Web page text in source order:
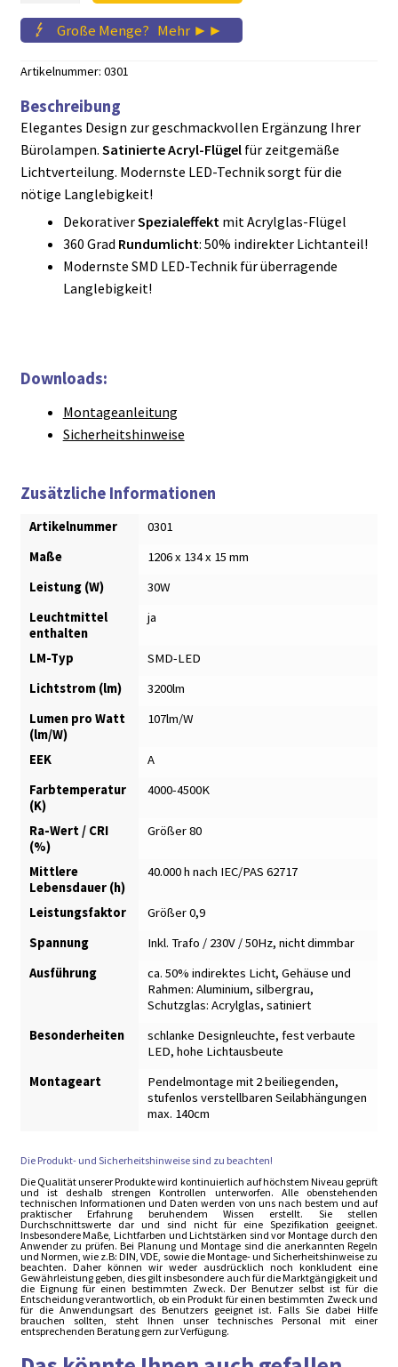
LED
Menge
Große Menge? Mehr ►►
Artikelnummer: 0301
Beschreibung
Elegantes Design zur geschmackvollen Ergänzung Ihrer
Bürolampen. Satinierte Acryl-Flügelfür zeitgemäße
Lichtverteilung. Modernste LED-Technik sorgt für die
nötige Langlebigkeit!
DekorativerSpezialeffektmit Acrylglas-Flügel
360 Grad Rundumlicht: 50% indirekter Lichtanteil!
Modernste SMD LED-Technik für überragende
Langlebigkeit!
Downloads:
Montageanleitung
Sicherheitshinweise
Zusätzliche Informationen
Artikelnummer
0301
Maße
1206 x 134 x 15 mm
Leistung (W)
30W
Leuchtmittel
enthalten
ja
LM-Typ
SMD-LED
Lichtstrom (lm)
3200lm
Lumen pro Watt
(lm/W)
107lm/W
EEK
A
Farbtemperatur
(K)
4000-4500K
Ra-Wert / CRI
(%)
Größer 80
Mittlere
Lebensdauer (h)
40.000 h nach IEC/PAS 62717
Leistungsfaktor
Größer 0,9
Spannung
Inkl. Trafo / 230V / 50Hz, nicht dimmbar
Ausführung
ca. 50% indirektes Licht, Gehäuse und
Rahmen: Aluminium, silbergrau,
Schutzglas: Acrylglas, satiniert
Besonderheiten
schlanke Designleuchte, fest verbaute
LED, hohe Lichtausbeute
Montageart
Pendelmontage mit 2 beiliegenden,
stufenlos verstellbaren Seilabhängungen
max. 140cm
Die Produkt- und Sicherheitshinweise sind zu beachten!
Die Qualität unserer Produkte wird kontinuierlich auf höchstem Niveau geprüft
und ist deshalb strengen Kontrollen unterworfen. Alle obenstehenden
technischen Informationen und Daten werden von uns nach bestem und auf
praktischer Erfahrung beruhendem Wissen erstellt. Sie stellen
Durchschnittswerte dar und sind nicht für eine Spezifikation geeignet.
Insbesondere Maße, Lichtfarben und Lichtstärken sind vor Montage durch den
Anwender zu prüfen. Bei Planung und Montage sind die anerkannten Regeln
und Normen, wie z.B: DIN, VDE, sowie die Montage- und Sicherheitshinweise zu
beachten. Daher können wir weder ausdrücklich noch konkludent eine
Gewährleistung geben, dies gilt insbesondere auch für die Marktgängigkeit und
die Eignung für einen bestimmten Zweck. Der Benutzer selbst ist für die
Entscheidung verantwortlich, ob ein Produkt für einen bestimmten Zweck und
für die Anwendungsart des Benutzers geeignet ist. Falls Sie dabei Hilfe
brauchen sollten, steht Ihnen unser technisches Personal mit einer
entsprechenden Beratung gern zur Verfügung.